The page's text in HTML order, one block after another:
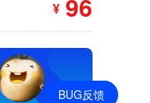
¥
BUG反馈